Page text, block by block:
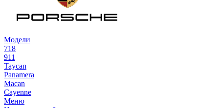
Модели
718
911
Taycan
Panamera
Macan
Cayenne
Меню